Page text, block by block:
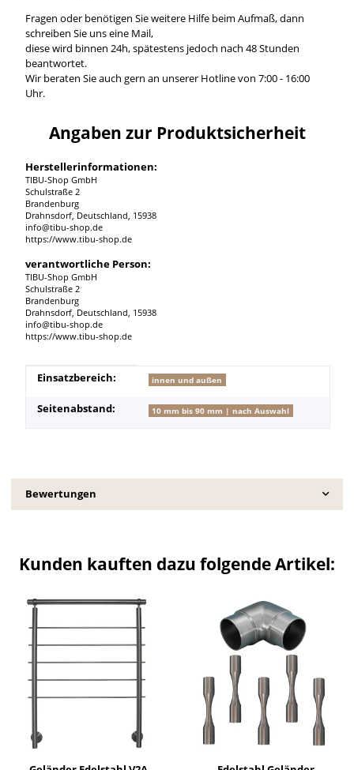
Fragen oder benötigen Sie weitere Hilfe beim Aufmaß, dann
schreiben Sie uns eine Mail,
diese wird binnen 24h, spätestens jedoch nach 48 Stunden
beantwortet.
Wir beraten Sie auch gern an unserer Hotline von 7:00 - 16:00
Uhr.
Angaben zur Produktsicherheit
Herstellerinformationen:
TIBU-Shop GmbH
Schulstraße 2
Brandenburg
Drahnsdorf, Deutschland, 15938
info@tibu-shop.de
https://www.tibu-shop.de
verantwortliche Person:
TIBU-Shop GmbH
Schulstraße 2
Brandenburg
Drahnsdorf, Deutschland, 15938
info@tibu-shop.de
https://www.tibu-shop.de
Produkteigenschaft
Wert
Einsatzbereich: innen und außen
Seitenabstand: 10 mm bis 90 mm | nach Auswahl
Bewertungen
Kunden kauften dazu folgende Artikel: